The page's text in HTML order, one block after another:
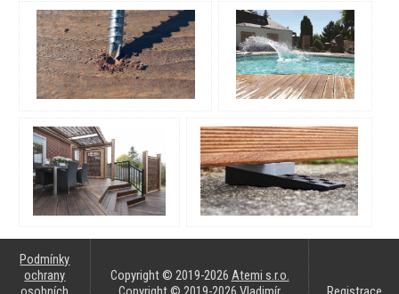
Podmínky
ochrany
Copyright © 2019-2026 Atemi s.r.o.